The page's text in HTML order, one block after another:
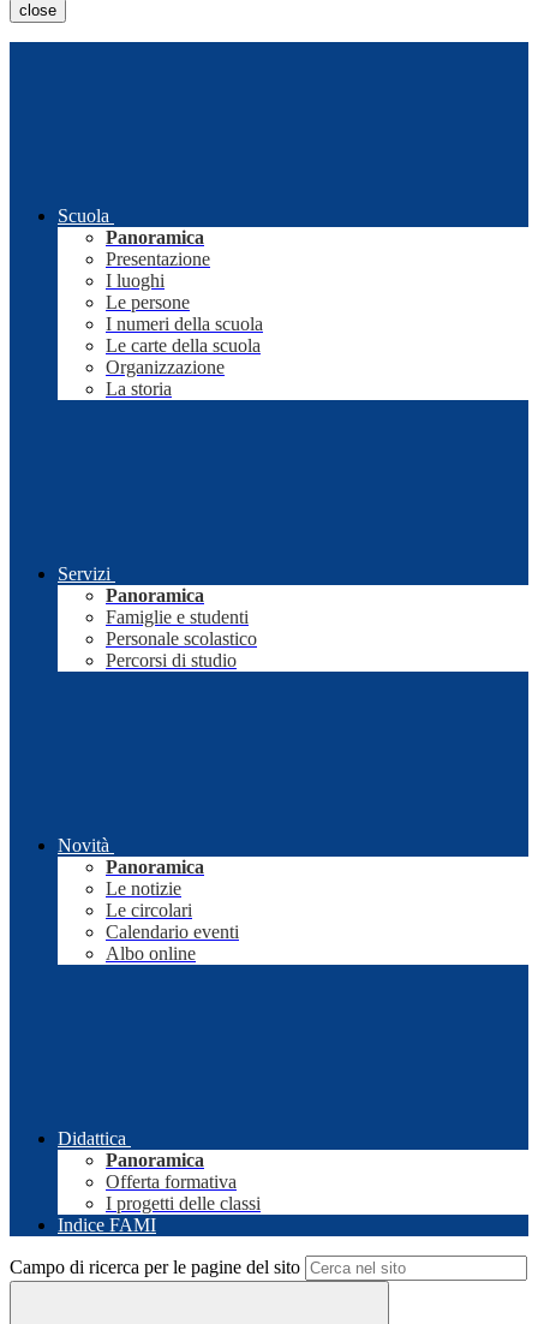
close
Scuola
Panoramica
Presentazione
I luoghi
Le persone
I numeri della scuola
Le carte della scuola
Organizzazione
La storia
Servizi
Panoramica
Famiglie e studenti
Personale scolastico
Percorsi di studio
Novità
Panoramica
Le notizie
Le circolari
Calendario eventi
Albo online
Didattica
Panoramica
Offerta formativa
I progetti delle classi
Indice FAMI
Campo di ricerca per le pagine del sito